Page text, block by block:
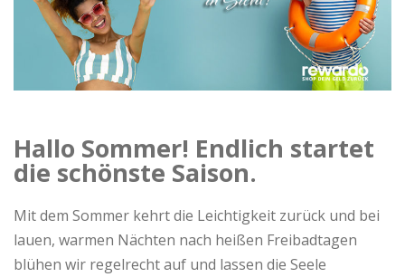
s
h
b
Hallo Sommer! Endlich startet
die schönste Saison.
Mit dem Sommer kehrt die Leichtigkeit zurück und bei
lauen, warmen Nächten nach heißen Freibadtagen
blühen wir regelrecht auf und lassen die Seele